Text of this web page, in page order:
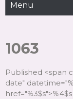
Menu
1063
Published <span
date"